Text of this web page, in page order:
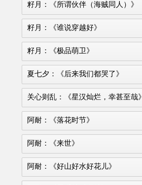
籽月：《所谓伙伴（海贼同人）》
籽月：《谁说穿越好》
籽月：《极品萌卫》
夏七夕：《后来我们都哭了》
关心则乱：《星汉灿烂，幸甚至哉》
阿耐：《落花时节》
阿耐：《来世》
阿耐：《好山好水好花儿》